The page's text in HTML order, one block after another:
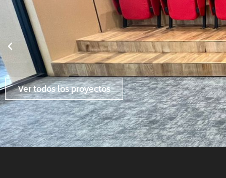
Ver todos los proyectos